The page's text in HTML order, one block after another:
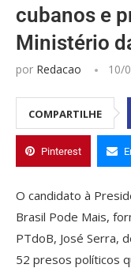
cubanos e
Ministério
por Redacao 10/
COMPARTILHE
Pinterest
O candidato à
Brasil Pode Mais,
PTdoB, José Serra,
52 presos políticos